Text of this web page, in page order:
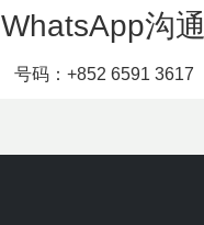
WhatsApp沟通
号码：+852 6591 3617